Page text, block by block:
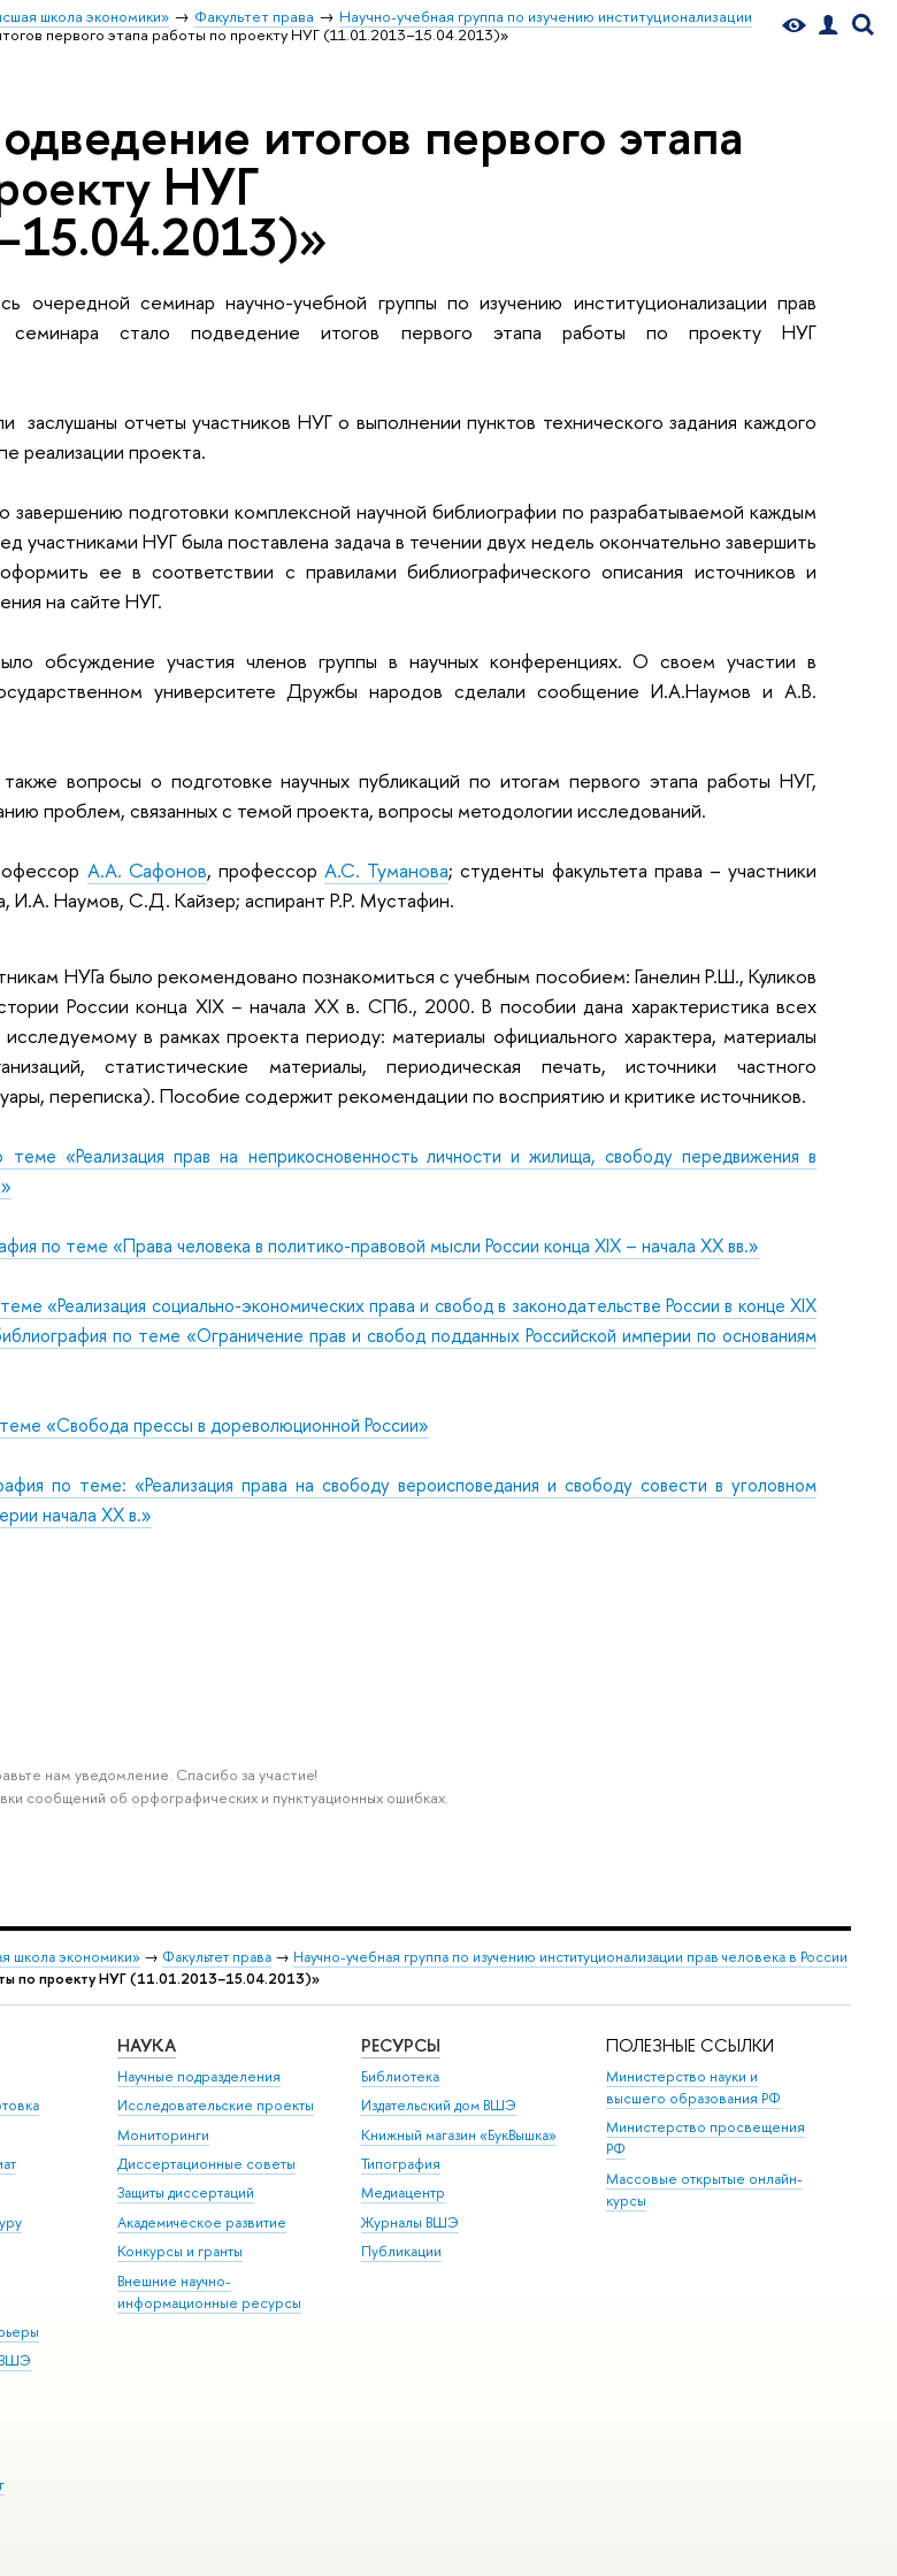
школа экономики» Факультет права
Научно-учебная группа по изучению институционализации
первого этапа работы по проекту НУГ (11.01.2013−15.04.2013)»
итогов первого этапа
НУГ
очередной семинар научно-учебной группы по изучению институционализации прав
стало подведение итогов первого этапа работы по проекту НУГ
заслушаны отчеты участников НУГ о выполнении пунктов технического задания каждого
реализации проекта.
подготовки комплексной научной библиографии по разрабатываемой каждым
участниками НУГ была поставлена задача в течении двух недель окончательно завершить
ее в соответствии с правилами библиографического описания источников и
на сайте НУГ.
обсуждение участия членов группы в научных конференциях. О своем участии в
университете Дружбы народов сделали сообщение И.А.Наумов и А.В.
вопросы о подготовке научных публикаций по итогам первого этапа работы НУГ,
проблем, связанных с темой проекта, вопросы методологии исследований.
А.А. Сафонов, профессорА.С. Туманова; студенты факультета права – участники
И.А. Наумов, С.Д. Кайзер; аспирант Р.Р. Мустафин.
НУГа было рекомендовано познакомиться с учебным пособием: Ганелин Р.Ш., Куликов
России конца XIX − начала XX в. СПб., 2000. В пособии дана характеристика всех
в рамках проекта периоду: материалы официального характера, материалы
статистические материалы, периодическая печать, источники частного
переписка). Пособие содержит рекомендации по восприятию и критике источников.
теме «Реализация прав на неприкосновенность личности и жилища, свободу передвижения в
по теме «Права человека в политико-правовой мысли России конца XIX – начала XX вв.»
«Реализация социально-экономических права и свобод в законодательстве России в конце XIX
по теме «Ограничение прав и свобод подданных Российской империи по основаниям
«Свобода прессы в дореволюционной России»
по теме: «Реализация права на свободу вероисповедания и свободу совести в уголовном
начала XX в.»
нам уведомление. Спасибо за участие!
сообщений об орфографических и пунктуационных ошибках.
школа экономики» → Факультет права → Научно-учебная группа по изучению институционализации прав человека в России
по проекту НУГ (11.01.2013−15.04.2013)»
ВШЭ
НАУКА
Научные подразделения
Исследовательские проекты
Мониторинги
Диссертационные советы
Защиты диссертаций
Академическое развитие
Конкурсы и гранты
Внешние научно-
информационные ресурсы
РЕСУРСЫ
Библиотека
Издательский дом ВШЭ
Книжный магазин «БукВышка»
Типография
Медиацентр
Журналы ВШЭ
Публикации
ПОЛЕЗНЫЕ ССЫЛКИ
Министерство науки и
высшего образования РФ
Министерство просвещения
РФ
Массовые открытые онлайн-
курсы